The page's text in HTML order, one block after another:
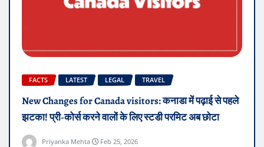
FACTS LATEST LEGAL TRAVEL
New Changes for Canada visitors: कनाडा में पढ़ाई से पहले
झटका! प्री-कोर्स करने वालों के लिए स्टडी परमिट अब छोटा
Priyanka Mehta Feb 25, 2026